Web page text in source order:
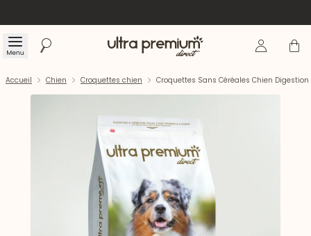
Menu Rechercher Accueil Se Panier
Accueil Chien Croquettes chien Croquettes Sans Céréales Chien